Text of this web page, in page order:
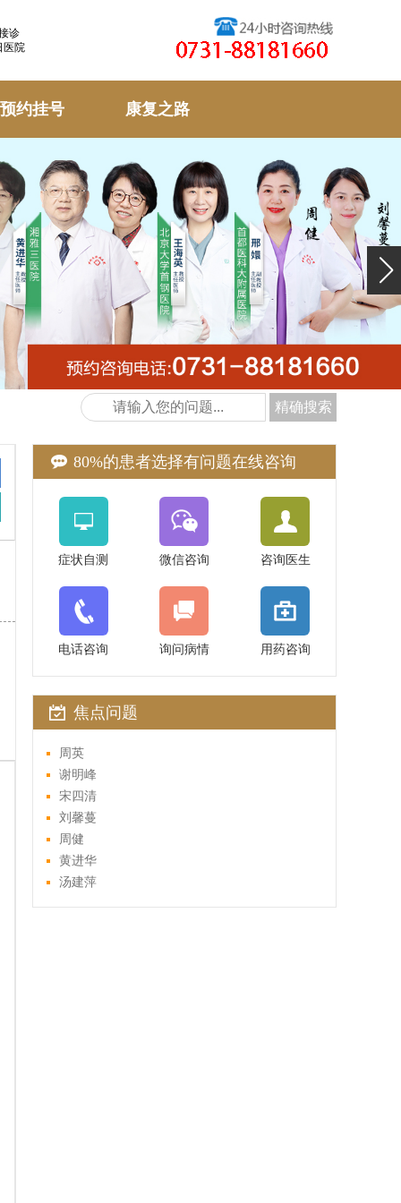
诊
医院
预约挂号 康复之路
精确搜索
谢明峰
副主任医师
专业擅长：谢明峰 湖南中医药大
药及中西医结合学会皮肤性病学
80%的患者选择有问题在线咨询
症状自测 微信咨询 咨询医生
电话咨询 询问病情 用药咨询
焦点问题
周英
谢明峰
宋四清
刘馨蔓
周健
黄进华
汤建萍